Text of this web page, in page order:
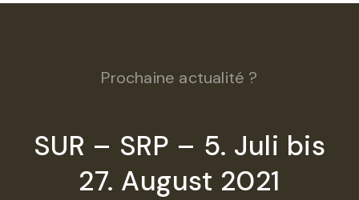
Prochaine actualité ?
SUR – SRP – 5. Juli bis
27. August 2021